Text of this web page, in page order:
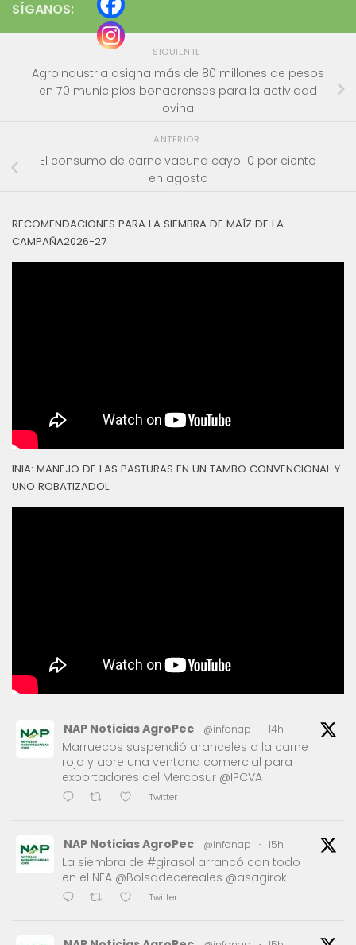
SÍGANOS:
SIGUIENTE
Agroindustria asigna más de 80 millones de pesos
en 70 municipios bonaerenses para la actividad
ovina
ANTERIOR
El consumo de carne vacuna cayo 10 por ciento
en agosto
RECOMENDACIONES PARA LA SIEMBRA DE MAÍZ DE LA
CAMPAÑA2026-27
INIA: MANEJO DE LAS PASTURAS EN UN TAMBO CONVENCIONAL Y
UNO ROBATIZADOL
NAP Noticias AgroPec @infonap · 14h
Marruecos suspendió aranceles a la carne
roja y abre una ventana comercial para
exportadores del Mercosur @IPCVA
Twitter
NAP Noticias AgroPec @infonap · 15h
La siembra de #girasol arrancó con todo
en el NEA @Bolsadecereales @asagirok
Twitter